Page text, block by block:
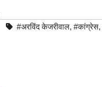
#अरविंद केजरीवाल, #कांग्रेस,